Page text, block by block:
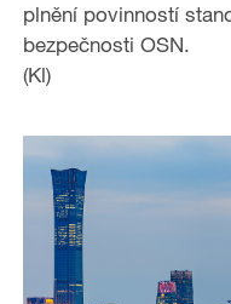
plnění povinností
bezpečnosti OSN.
(Kl)